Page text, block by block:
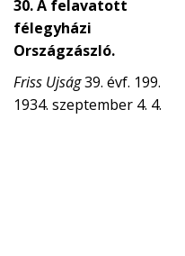
30. A felavatott
félegyházi
Országzászló.
Friss Ujság39. évf. 199.
1934. szeptember 4. 4.